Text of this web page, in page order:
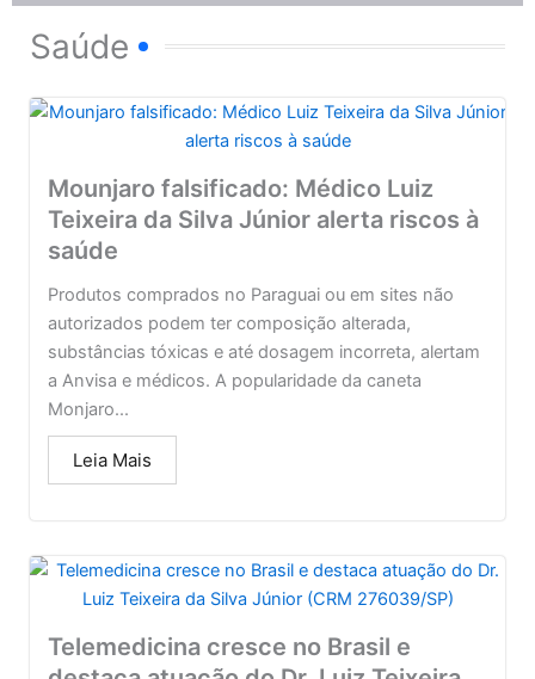
Saúde
Mounjaro falsificado: Médico Luiz
Teixeira da Silva Júnior alerta riscos à
saúde
Produtos comprados no Paraguai ou em sites não
autorizados podem ter composição alterada,
substâncias tóxicas e até dosagem incorreta, alertam
a Anvisa e médicos. A popularidade da caneta
Monjaro...
Leia Mais
Telemedicina cresce no Brasil e